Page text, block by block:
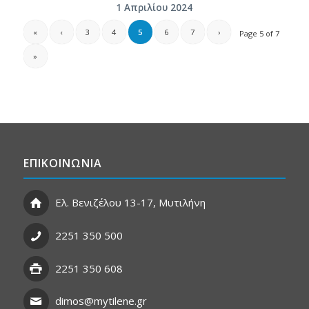
1 Απριλίου 2024
Page 5 of 7
« ‹ 3 4 5 6 7 ›
»
ΕΠΙΚΟΙΝΩΝΙΑ
Ελ. Βενιζέλου 13-17, Μυτιλήνη
2251 350 500
2251 350 608
dimos@mytilene.gr